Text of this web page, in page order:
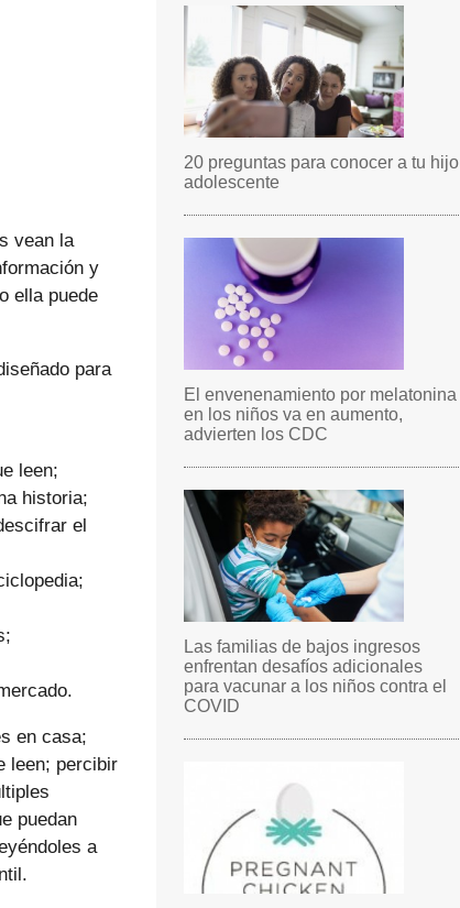
vean la
y
ella puede
para
leen;
historia;
el
en casa;
leen; percibir
puedan
a
20 preguntas para conocer a tu hijo
adolescente
El envenenamiento por melatonina
en los niños va en aumento,
advierten los CDC
Las familias de bajos ingresos
enfrentan desafíos adicionales
para vacunar a los niños contra el
COVID